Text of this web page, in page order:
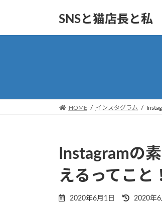
SNSと猫店長と私
HOME インスタグラム
Instagramの
えるってこと
2020年6月1日
最
2020年6